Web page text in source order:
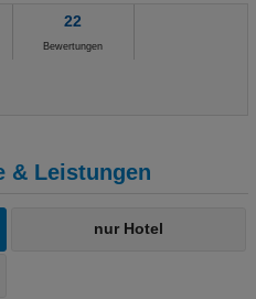
22
Bewertungen
& Leistungen
nur Hotel